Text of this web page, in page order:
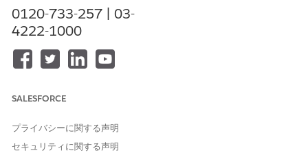
必要なユーザー権限
イベント種別を管理する
ダー」と入力し、[
[新規]をクリックします。
たとえば、一時停止期間のイベント種別を作成します。
0120-733-257 | 03-
4222-1000
SALESFORCE
プライバシーに関する声明
セキュリティに関する声明